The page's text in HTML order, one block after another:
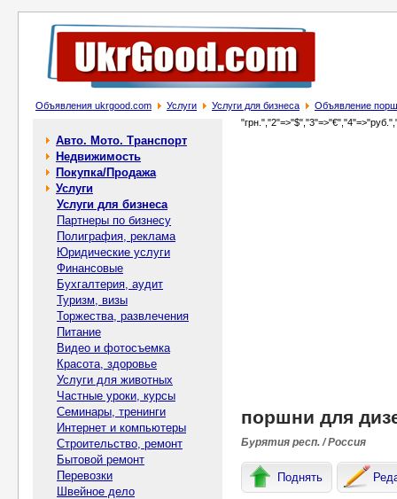
Объявления ukrgood.com Услуги Услуги для бизнеса Объявление
Авто. Мото. Транспорт
Недвижимость
Покупка/Продажа
Услуги
Услуги для бизнеса
Партнеры по бизнесу
Полиграфия, реклама
Юридические услуги
Финансовые
Бухгалтерия, аудит
Туризм, визы
Торжества, развлечения
Питание
Видео и фотосъемка
Красота, здоровье
Услуги для животных
Частные уроки, курсы
Семинары, тренинги
Интернет и компьютеры
Строительство, ремонт
Бытовой ремонт
Перевозки
Швейное дело
поршни для
Бурятия респ. / Россия
Поднять